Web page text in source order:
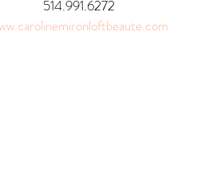
514.991.6272